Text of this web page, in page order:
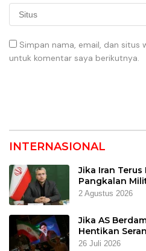
Simpan nama, email, dan situs
untuk komentar saya berikutnya.
INTERNASIONAL
Jika Iran Terus
Pangkalan
2 Agustus 2026
Jika AS
Hentikan
26 Juli 2026